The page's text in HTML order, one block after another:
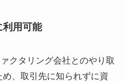
利用可能
クタリング会社とのやり取
め、取引先に知られずに資